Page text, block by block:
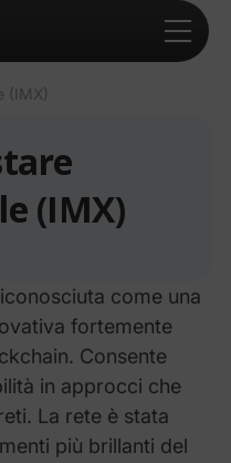
(IMX)
(IMX)
come una
fortemente
Consente
in approcci che
La rete è stata
più brillanti del